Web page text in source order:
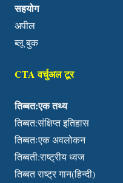
सहयोग
अपील
ब्लू बुक
CTA वर्चुअल टूर
तिब्बत:एक तथ्य
तिब्बत:संक्षिप्त इतिहास
तिब्बतःएक अवलोकन
तिब्बती:राष्ट्रीय ध्वज
तिब्बत राष्ट्र गान(हिन्दी)